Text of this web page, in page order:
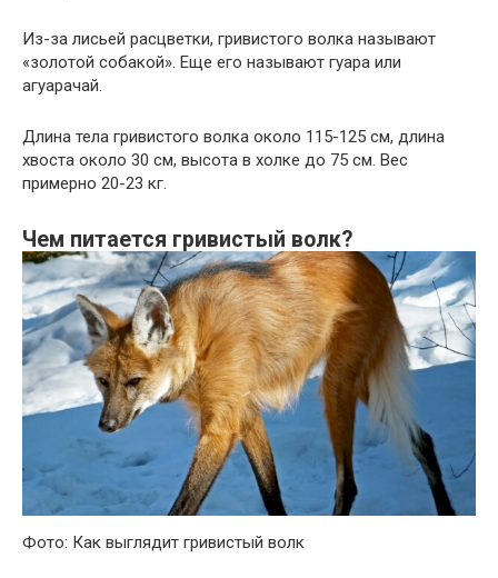
Из-за лисьей расцветки, гривистого волка называют
«золотой собакой». Еще его называют гуара или
агуарачай.
Длина тела гривистого волка около 115-125 см, длина
хвоста около 30 см, высота в холке до 75 см. Вес
примерно 20-23 кг.
Чем питается гривистый волк?
Фото: Как выглядит гривистый волк